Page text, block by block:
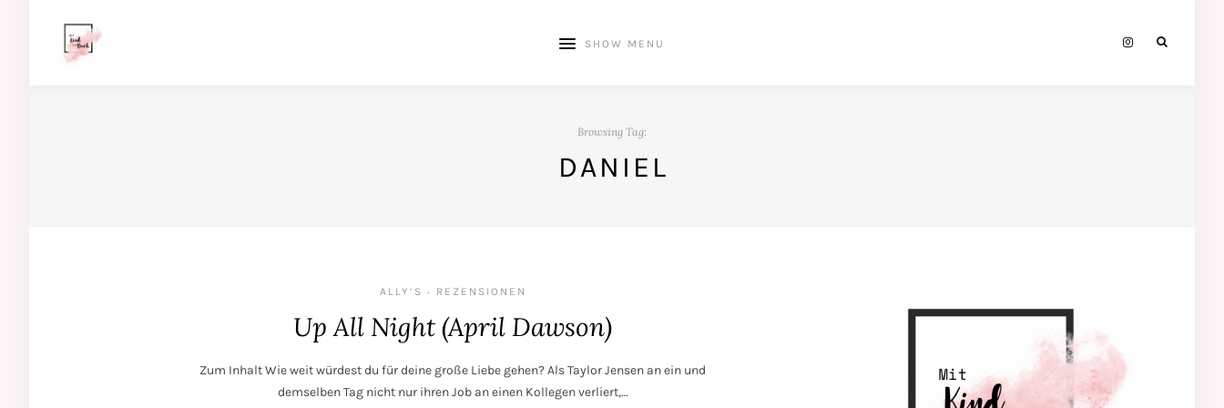
SHOW MENU
Browsing Tag:
DANIEL
ALLY‘S • REZENSIONEN
Up All Night (April Dawson)
Zum Inhalt Wie weit würdest du für deine große Liebe gehen? Als Taylor Jensen an ein und
demselben Tag nicht nur ihren Job an einen Kollegen verliert,…